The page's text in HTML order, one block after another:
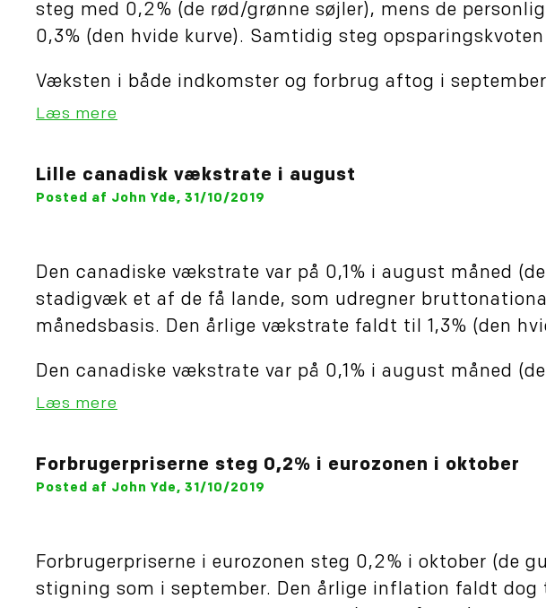
steg med 0,2% (de rød/grønne søjler), mens de
0,3% (den hvide kurve). Samtidig steg
Væksten i både indkomster og forbrug aftog i
Læs mere
Lille canadisk vækstrate i august
Posted af John Yde, 31/10/2019
Den canadiske vækstrate var på 0,1% i august måned
stadigvæk et af de få lande, som udregner
månedsbasis. Den årlige vækstrate faldt til 1,3% (den
Den canadiske vækstrate var på 0,1% i august måned
Læs mere
Forbrugerpriserne steg 0,2% i eurozonen i oktober
Posted af John Yde, 31/10/2019
Forbrugerpriserne i eurozonen steg 0,2% i oktober (de
stigning som i september. Den årlige inflation faldt dog